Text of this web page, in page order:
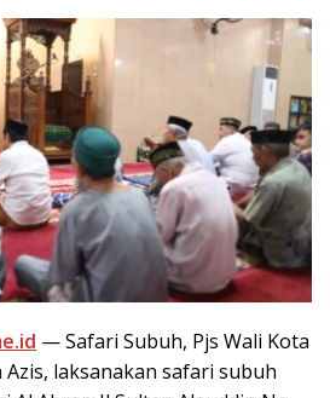
— Safari Subuh, Pjs Wali Kota
laksanakan safari subuh